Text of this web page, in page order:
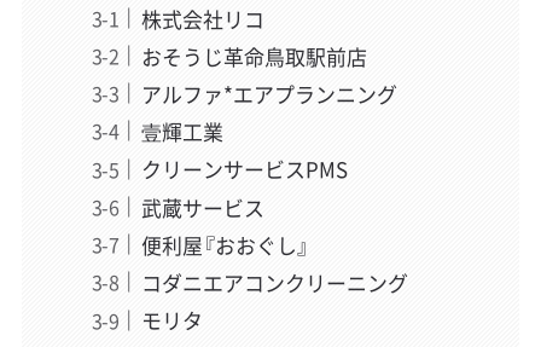
株式会社リコ
おそうじ革命鳥取駅前店
アルファ*エアプランニング
壹輝工業
クリーンサービスPMS
武蔵サービス
便利屋『おおぐし』
コダニエアコンクリーニング
モリタ